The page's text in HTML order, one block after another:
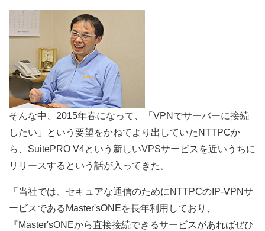
そんな中、2015年春になって、「VPNでサーバーに接続
したい」という要望をかねてより出していたNTTPCか
ら、SuitePRO V4という新しいVPSサービスを近いうちに
リリースするという話が入ってきた。
「当社では、セキュアな通信のためにNTTPCのIP-VPNサ
ービスであるMaster'sONEを長年利用しており、
『Master'sONEから直接接続できるサービスがあればぜひ